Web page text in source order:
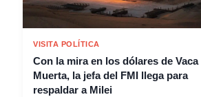
VISITA POLÍTICA
Con la mira en los dólares de Vaca
Muerta, la jefa del FMI llega para
respaldar a Milei